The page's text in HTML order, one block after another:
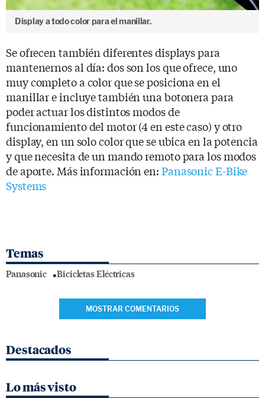
Display a todo color para el manillar.
Se ofrecen también diferentes displays para
mantenernos al día: dos son los que ofrece, uno
muy completo a color que se posiciona en el
manillar e incluye también una botonera para
poder actuar los distintos modos de
funcionamiento del motor (4 en este caso) y otro
display, en un solo color que se ubica en la potencia
y que necesita de un mando remoto para los modos
de aporte. Más información en:Panasonic E-Bike
Systems
Temas
Panasonic Bicicletas Eléctricas
MOSTRAR COMENTARIOS
Destacados
Lo más visto